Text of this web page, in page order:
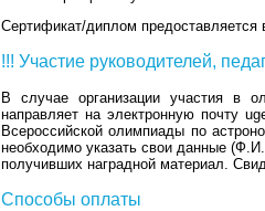
Сертификат/диплом предоставляется
!!! Участие руководителей,
В случае организации участия в
направляет на электронную почту
Всероссийской олимпиады по
необходимо указать свои данные
получивших наградной материал.
Способы оплаты